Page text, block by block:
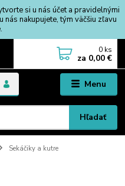
si u nás účet a pravidelnými
nás nakupujete, tým väčšiu zľavu
Menu
Hľadať
0 ks
za 0,00 €
Sekáčiky a kutre